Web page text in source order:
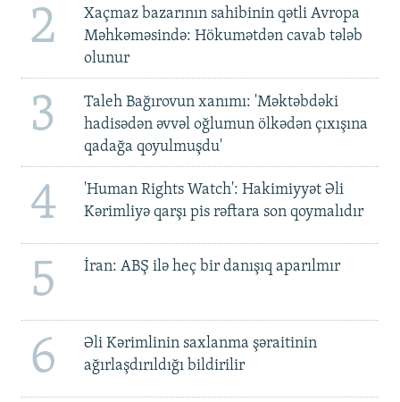
2
Xaçmaz bazarının sahibinin qətli Avropa
Məhkəməsində: Hökumətdən cavab tələb
olunur
3
Taleh Bağırovun xanımı: 'Məktəbdəki
hadisədən əvvəl oğlumun ölkədən çıxışına
qadağa qoyulmuşdu'
4
'Human Rights Watch': Hakimiyyət Əli
Kərimliyə qarşı pis rəftara son qoymalıdır
5 İran: ABŞ ilə heç bir danışıq aparılmır
6
Əli Kərimlinin saxlanma şəraitinin
ağırlaşdırıldığı bildirilir